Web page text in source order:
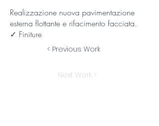
Realizzazione nuova pavimentazione
esterna flottante e rifacimento facciata.
✓ Finiture
< Previous Work
Next Work >